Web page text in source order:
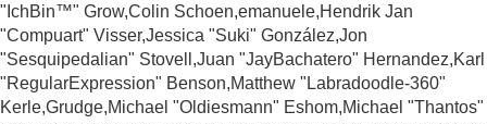
"IchBin™" Grow,Colin Schoen,emanuele,Hendrik Jan
"Compuart" Visser,Jessica "Suki" González,Jon
"Sesquipedalian" Stovell,Juan "JayBachatero" Hernandez,Karl
"RegularExpression" Benson,Matthew "Labradoodle-360"
Kerle,Grudge,Michael "Oldiesmann" Eshom,Michael "Thantos"